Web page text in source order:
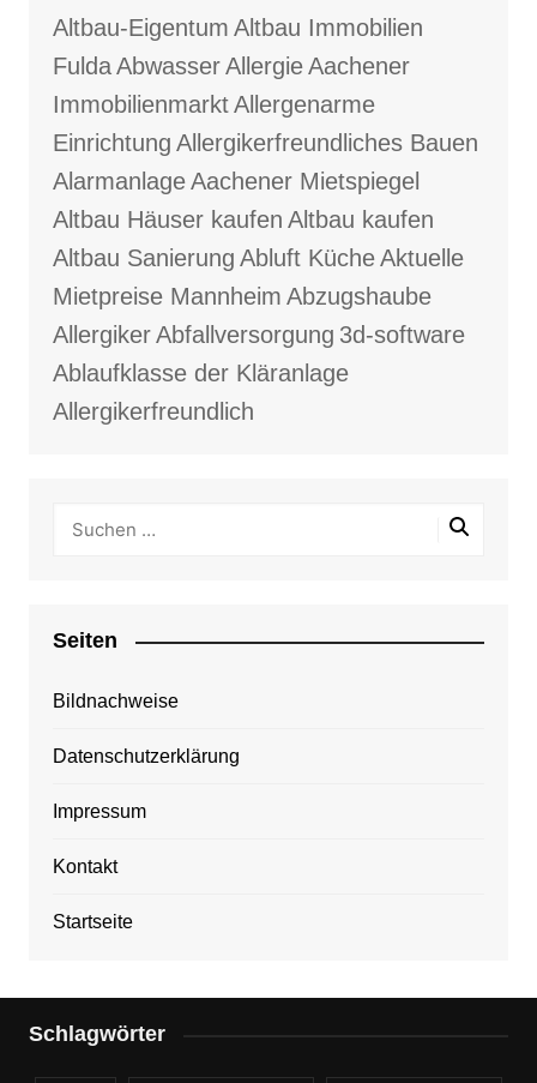
Altbau-Eigentum Altbau Immobilien
FuldaAbwasserAllergieAachener
ImmobilienmarktAllergenarme
Einrichtung Allergikerfreundliches Bauen
AlarmanlageAachener Mietspiegel
Altbau Häuser kaufen Altbau kaufen
Altbau Sanierung Abluft KücheAktuelle
Mietpreise Mannheim Abzugshaube
AllergikerAbfallversorgung 3d-software
Ablaufklasse der Kläranlage
Allergikerfreundlich
Seiten
Bildnachweise
Datenschutzerklärung
Impressum
Kontakt
Startseite
Schlagwörter